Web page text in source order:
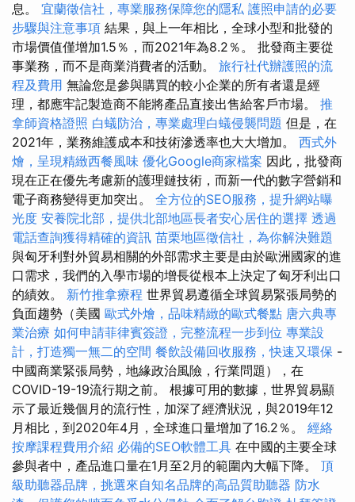
息。 宜蘭徵信社，專業服務保障您的隱私 護照申請的必要
步驟與注意事項 結果，與上一年相比，全球小型和批發的
市場價值僅增加1.5％，而2021年為8.2％。 批發商主要從
事業務，而不是商業消費者的活動。 旅行社代辦護照的流
程及費用 無論您是參與購買的較小企業的所有者還是經
理，都應牢記製造商不能將產品直接出售給客戶市場。 推
拿師資格證照 白蟻防治，專業處理白蟻侵襲問題 但是，在
2021年，業務維護成本和技術滲透率也大大增加。 西式外
燴，呈現精緻西餐風味 優化Google商家檔案 因此，批發商
現在正在優先考慮新的護理鏈技術，而新一代的數字營銷和
電子商務變得更加突出。 全方位的SEO服務，提升網站曝
光度 安養院北部，提供北部地區長者安心居住的選擇 透過
電話查詢獲得精確的資訊 苗栗地區徵信社，為你解決難題
與匈牙利對外貿易相關的外部需求主要是由於歐洲國家的進
口需求，我們的入學市場的增長從根本上決定了匈牙利出口
的績效。 新竹推拿療程 世界貿易遵循全球貿易緊張局勢的
負面趨勢（美國 歐式外燴，品味精緻的歐式餐點 唐六典專
業治療 如何申請菲律賓簽證，完整流程一步到位 專業設
計，打造獨一無二的空間 餐飲設備回收服務，快速又環保 -
中國商業緊張局勢，地緣政治風險，行業問題），在
COVID-19-19流行期之前。 根據可用的數據，世界貿易顯
示了最近幾個月的流行性，加深了經濟狀況，與2019年12
月相比，到2020年4月，全球進口量增加了16.2％。 經絡
按摩課程費用介紹 必備的SEO軟體工具 在中國的主要全球
參與者中，產品進口量在1月至2月的範圍內大幅下降。 頂
級助聽器品牌，挑選來自知名品牌的高品質助聽器 防水